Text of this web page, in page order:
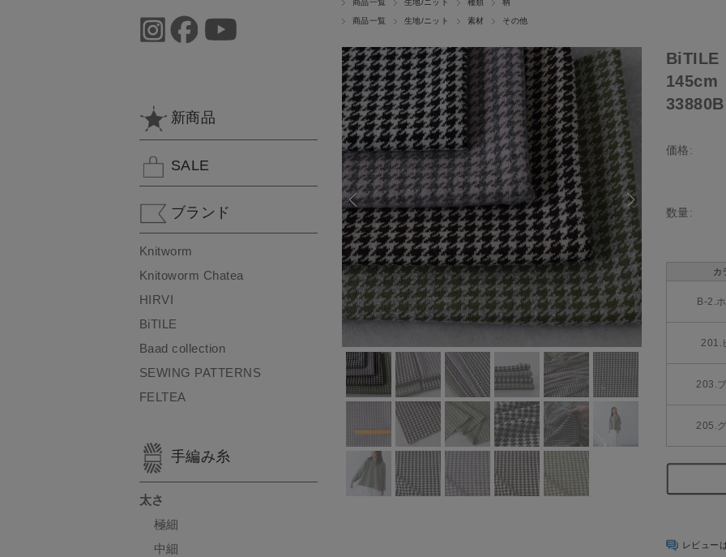
商品一覧 生地/ニット 種類 柄
商品一覧 生地/ニット 素材 その他
33880B
価格:
数量:
カ
B-2.
201.
203.
205.
レビュー
新商品
SALE
ブランド
Knitworm
Knitoworm Chatea
HIRVI
BiTILE
Baad collection
SEWING PATTERNS
FELTEA
手編み糸
太さ
極細
中細